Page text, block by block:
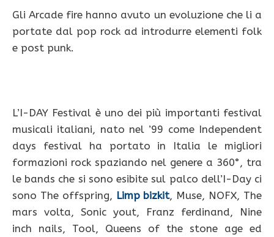
Gli Arcade fire hanno avuto un evoluzione che li a
portate dal pop rock ad introdurre elementi folk
e post punk.
L’I-DAY Festival è uno dei più importanti festival
musicali italiani, nato nel ’99 come Independent
days festival ha portato in Italia le migliori
formazioni rock spaziando nel genere a 360°, tra
le bands che si sono esibite sul palco dell’I-Day ci
sono The offspring, Limp bizkit, Muse, NOFX, The
mars volta, Sonic yout, Franz ferdinand, Nine
inch nails, Tool, Queens of the stone age ed